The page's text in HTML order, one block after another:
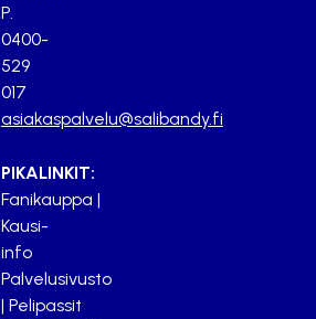
P.
0400-
529
017
asiakaspalvelu@salibandy.fi
PIKALINKIT:
Fanikauppa |
Kausi-
info
Palvelusivusto
| Pelipassit